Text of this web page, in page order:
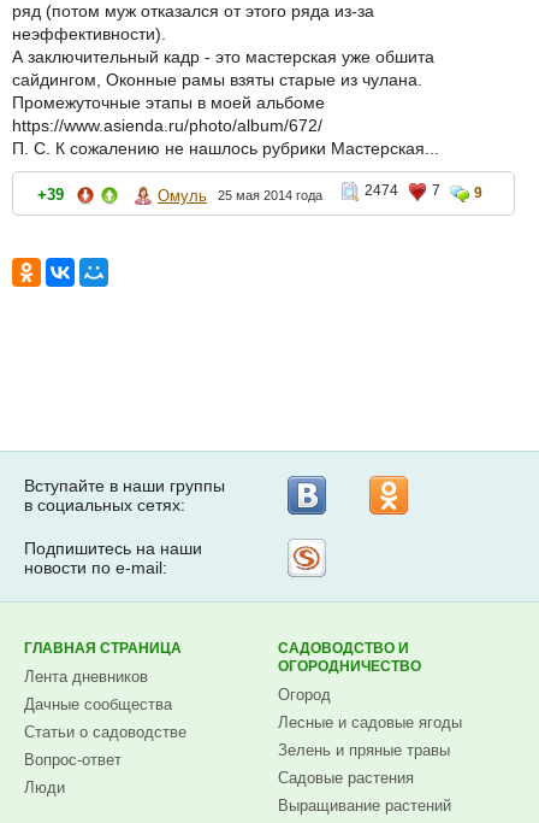
ряд (потом муж отказался от этого ряда из-за
неэффективности).
А заключительный кадр - это мастерская уже обшита
сайдингом, Оконные рамы взяты старые из чулана.
Промежуточные этапы в моей альбоме
https://www.asienda.ru/photo/album/672/
П. С. К сожалению не нашлось рубрики Мастерская...
+39 Омуль 25 мая 2014 года 2474 7 9
Вступайте в наши группы
в социальных сетях:
Подпишитесь на наши
новости по e-mail:
ГЛАВНАЯ СТРАНИЦА
Лента дневников
Дачные сообщества
Статьи о садоводстве
Вопрос-ответ
Люди
САДОВОДСТВО И
ОГОРОДНИЧЕСТВО
Огород
Лесные и садовые ягоды
Зелень и пряные травы
Садовые растения
Выращивание растений